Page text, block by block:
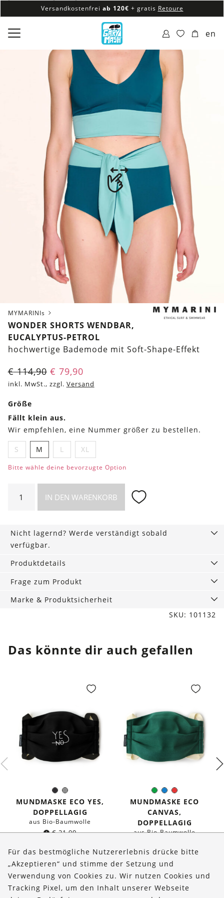
Versandkostenfrei ab 120€ + gratis Retoure
100% veganes & fair produziertes Sortiment
Versandkostenfrei ab 120€
en
MYMARINIs
WONDER SHORTS WENDBAR,
EUCALYPTUS-PETROL
hochwertige Bademode mit Soft-Shape-Effekt
€114,90 € 79,90
inkl. MwSt., zzgl. Versand
Größe
Fällt klein aus.
Wir empfehlen, eine Nummer größer zu bestellen.
S M L XL
Bitte wähle deine bevorzugte Option
Shorts
wendbar,
petrol
Menge
IN DEN WARENKORB
Nicht lagernd? Werde verständigt sobald
verfügbar.
Produktdetails
Frage zum Produkt
Marke & Produktsicherheit
SKU: 101132
Das könnte dir auch gefallen
Schwarz
Grau
Farbe:
MUNDMASKE ECO YES,
DOPPELLAGIG
aus Bio-Baumwolle
€21,90
GrünBlauRot
Farbe:
MUNDMASKE ECO
CANVAS,
DOPPELLAGIG
aus Bio-Baumwolle
Über uns
Bestellungen
Für das bestmögliche Nutzererlebnis drücke bitte
„Akzeptieren“ und stimme der Setzung und
Verwendung von Cookies zu. Wir nutzen Cookies und
Tracking Pixel, um den Inhalt unserer Webseite